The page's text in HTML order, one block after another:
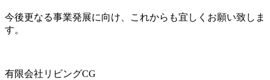
今後更なる事業発展に向け、これからも宜しくお願い致しま
す。
有限会社リビングCG